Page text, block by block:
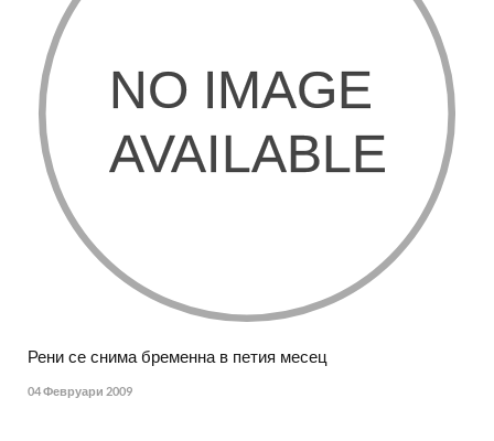
Рени се снима бременна в петия месец
04 Февруари 2009